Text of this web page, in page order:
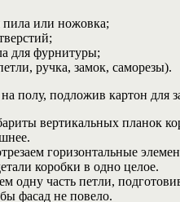
пила или ножовка;
для фурнитуры;
ручка, замок, саморезы).
полу, подложив картон для
вертикальных планок
горизонтальные
коробки в одно целое.
одну часть петли,
фасад не повело.